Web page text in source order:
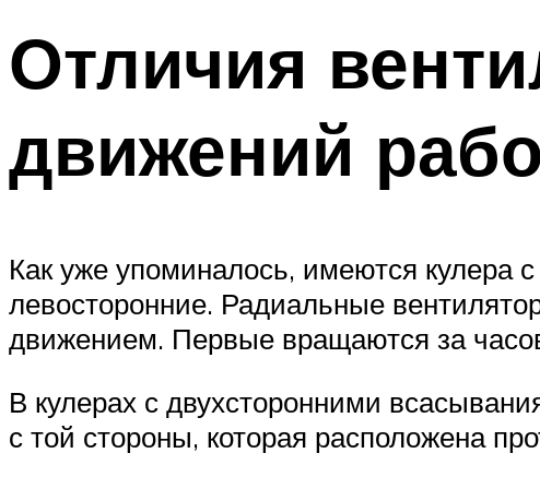
Отличия
движений
Как уже упоминалось, имеются кулера
левосторонние. Радиальные
движением. Первые вращаются за
В кулерах с двухсторонними
с той стороны, которая расположена